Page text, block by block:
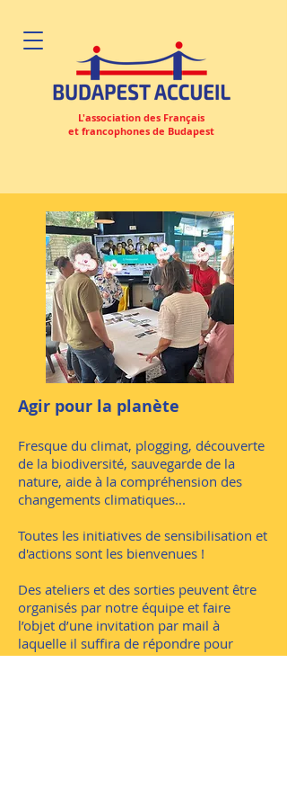
L'association des Français
et francophones de Budapest
Agir pour la planète
​Fresque du climat, plogging, découverte
de la biodiversité, sauvegarde de la
nature, aide à la compréhension des
changements climatiques...
Toutes les initiatives de sensibilisation et
d'actions sont les bienvenues !
Des ateliers et des sorties peuvent être
organisés par notre équipe et faire
l’objet d’une invitation par mail à
laquelle il suffira de répondre pour
s’inscrire.